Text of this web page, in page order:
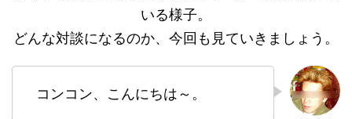
いる様子。
どんな対談になるのか、今回も見ていきましょう。
コンコン、こんにちは～。